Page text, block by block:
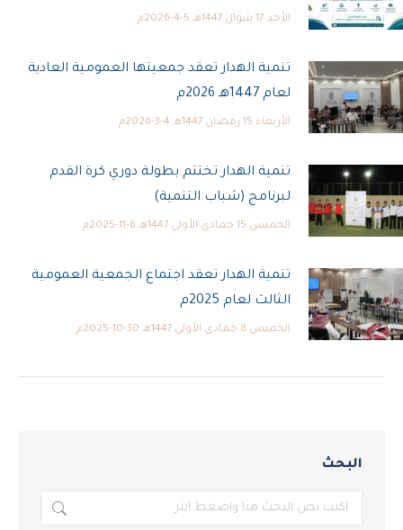
الأحد 17 شوال 1447هـ 5-4-2026م
تنمية الهدار تعقد جمعيتها العمومية العادية
لعام 1447هـ 2026م
الأربعاء 15 رمضان 1447هـ 4-3-2026م
تنمية الهدار تختتم بطولة دوري كرة القدم
لبرنامج (شباب التنمية)
الخميس 15 جمادى الأولى 1447هـ 6-11-2025م
تنمية الهدار تعقد اجتماع الجمعية العمومية
الثالث لعام 2025م
الخميس 8 جمادى الأولى 1447هـ 30-10-2025م
البحث
بحث: